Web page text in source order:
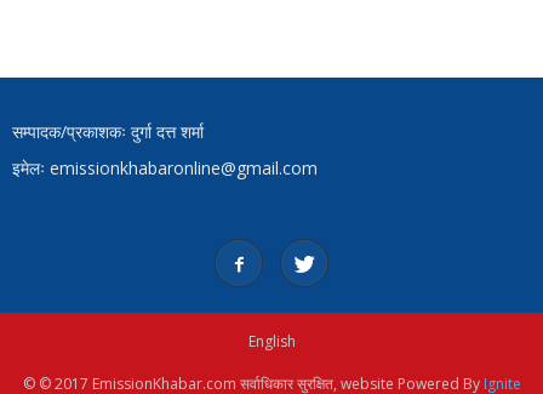
सम्पादक/प्रकाशकः दुर्गा दत्त शर्मा
इमेलः emissionkhabaronline@gmail.com
English
© © 2017 EmissionKhabar.com सर्वाधिकार सुरक्षित, website Powered By Ignite